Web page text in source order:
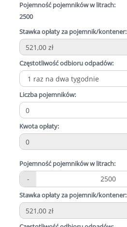
Pojemność pojemników w litrach:
2500
Stawka opłaty za pojemnik/kontener:
Częstotliwość odbioru odpadów:
Liczba pojemników:
Kwota opłaty:
Pojemność pojemników w litrach:
2500
-
Stawka opłaty za pojemnik/kontener: